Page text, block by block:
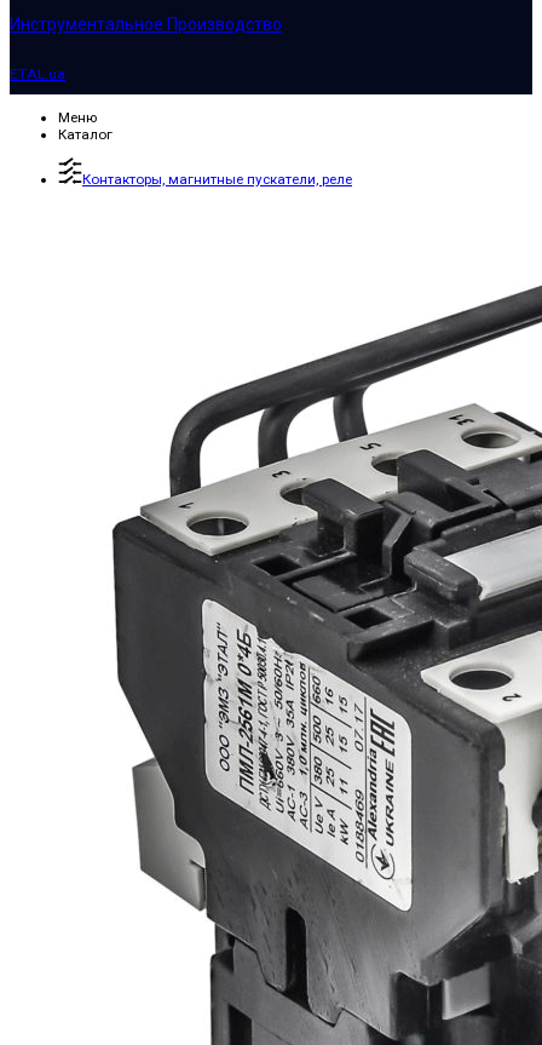
Инструментальное Производство
ETAL.ua
Меню
Каталог
Контакторы, магнитные пускатели, реле